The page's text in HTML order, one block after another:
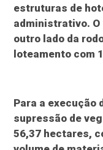
estruturas de
administrativo.
outro lado da
loteamento com
Para a execução
supressão de
56,37 hectares,